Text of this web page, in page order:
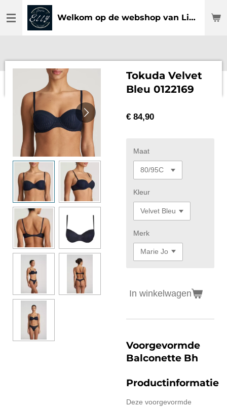
direct
Welkom op de webshop van Lingerie Elly
Tokuda Velvet
Bleu 0122169
€ 84,90
Maat
Kleur
Merk
In winkelwagen
Voorgevormde
Balconette Bh
Productinformatie
Deze voorgevormde